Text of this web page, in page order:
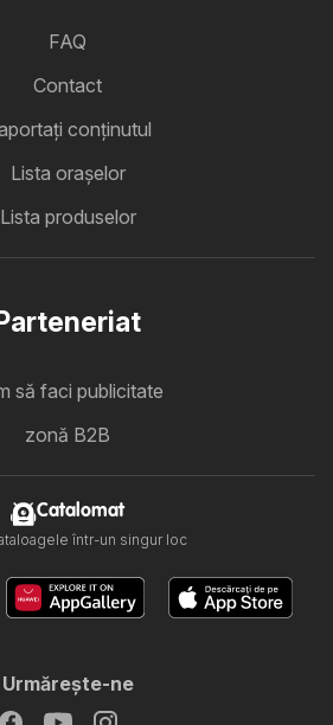
FAQ
Contact
conținutul
Lista oraşelor
Lista produselor
Parteneriat
să faci publicitate
zonă B2B
Catalomat
într-un singur loc
Urmăreşte-ne